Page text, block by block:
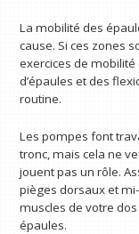
La mobilité des
cause. Si ces zones
exercices de
d’épaules et des
routine.
Les pompes font
tronc, mais cela ne
jouent pas un rôle.
pièges dorsaux et
muscles de votre
épaules.